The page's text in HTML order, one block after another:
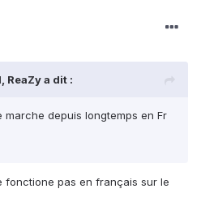
ReaZy a dit :
depuis longtemps en Fr
fonctione pas en français sur le